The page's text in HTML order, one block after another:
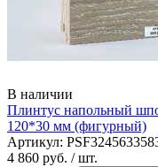
В наличии
Плинтус напольный
120*30 мм (фигурный)
Артикул:
4 860 руб. / шт.